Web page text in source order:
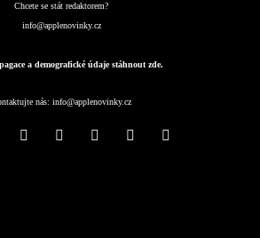
Chcete se stát redaktorem?
info@applenovinky.cz
a demografické údaje stáhnout zde.
nás: info@applenovinky.cz